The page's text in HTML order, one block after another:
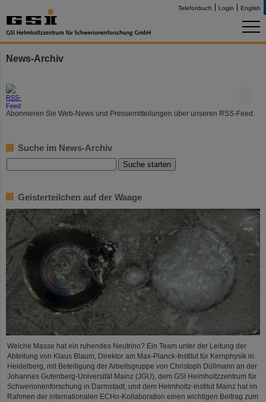
Telefonbuch Login English
News-Archiv
Abonnieren Sie Web-News und Pressemitteilungen über unseren RSS-Feed.
Suche im News-Archiv
Geisterteilchen auf der Waage
Welche Masse hat ein ruhendes Neutrino? Ein Team unter der Leitung der
Abteilung von Klaus Blaum, Direktor am Max-Planck-Institut für Kernphysik in
Heidelberg, mit Beteiligung der Arbeitsgruppe von Christoph Düllmann an der
Johannes Gutenberg-Universität Mainz (JGU), dem GSI Helmholtzzentrum für
Schwerionenforschung in Darmstadt, und dem Helmholtz-Institut Mainz hat im
Rahmen der internationalen ECHo-Kollaboration einen wichtigen Beitrag zum